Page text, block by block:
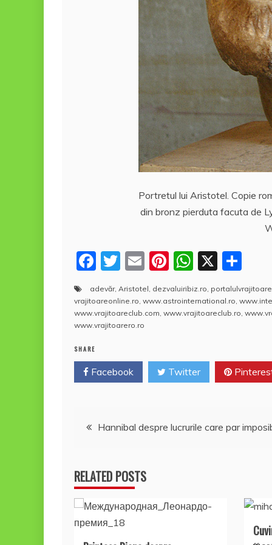
Portretul lui Aristotel. Copie
din bronz pierduta facuta de
F
a
c
e
o
o
T
w
itt
er
E
m
ai
l
Pi
nt
er
e
W
at
s
p
p
X
a
rt
aj
a
z
adevăr, Aristotel dezvaluiribiz.ro
vrajitoareonline.ro www.astrointernational.ro
www.vrajitoareclub.com www.vrajitoareclub.ro
www.vrajitoarero.ro
SHARE
Facebook Twitter
Navigare
articole
Hannibal despre lucrurile care par
RELATED POSTS